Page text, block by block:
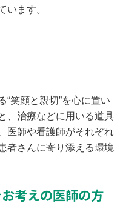
います。
笑顔と親切”を心に置い
、治療などに用いる道具
医師や看護師がそれぞれ
者さんに寄り添える環境
考えの医師の方